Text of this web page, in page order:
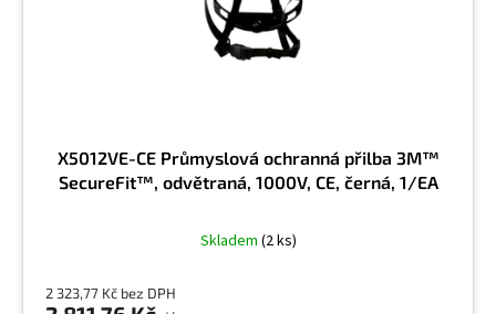
X5012VE-CE Průmyslová ochranná přilba 3M™
SecureFit™, odvětraná, 1000V, CE, černá, 1/EA
Skladem (2 ks)
2 323,77 Kč bez DPH